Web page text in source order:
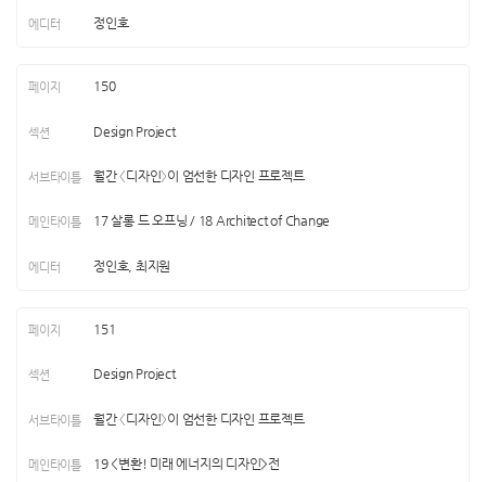
정인호
150
Design Project
월간 〈디자인〉이 엄선한 디자인 프로젝트
17 살롱 드 오프닝 / 18 Architect of Change
정인호, 최지원
151
Design Project
월간 〈디자인〉이 엄선한 디자인 프로젝트
19 <변환! 미래 에너지의 디자인>전